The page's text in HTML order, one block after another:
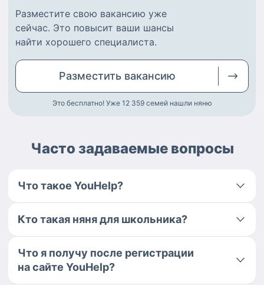
Разместите свою вакансию уже
сейчас. Это повысит ваши шансы
найти хорошего специалиста.
Разместить вакансию
Это бесплатно! Уже 12 359 семей нашли няню
Часто задаваемые вопросы
Что такое YouHelp?
Кто такая няня для школьника?
Что я получу после регистрации
на сайте YouHelp?